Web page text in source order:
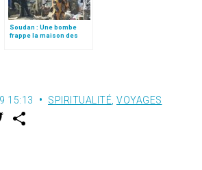
Soudan : Une bombe
frappe la maison des
15:13 SPIRITUALITÉ VOYAGES
w